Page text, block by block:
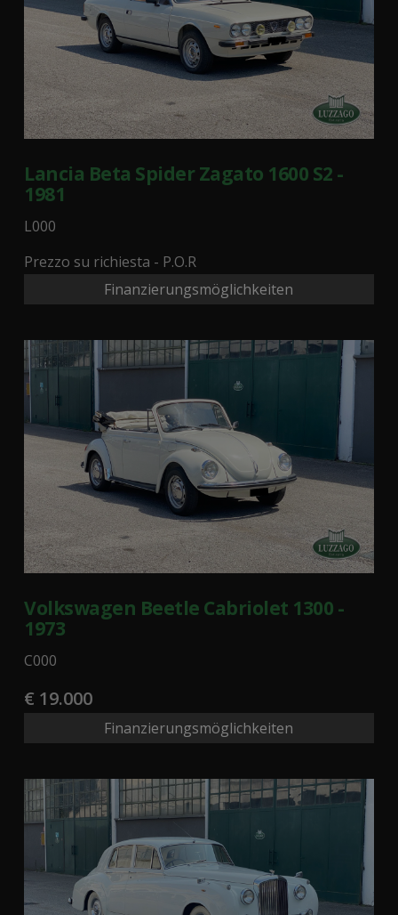
Lancia Beta Spider Zagato 1600 S2 -
1981
L000
Prezzo su richiesta - P.O.R
Finanzierungsmöglichkeiten
Volkswagen Beetle Cabriolet 1300 -
1973
C000
€ 19.000
Finanzierungsmöglichkeiten